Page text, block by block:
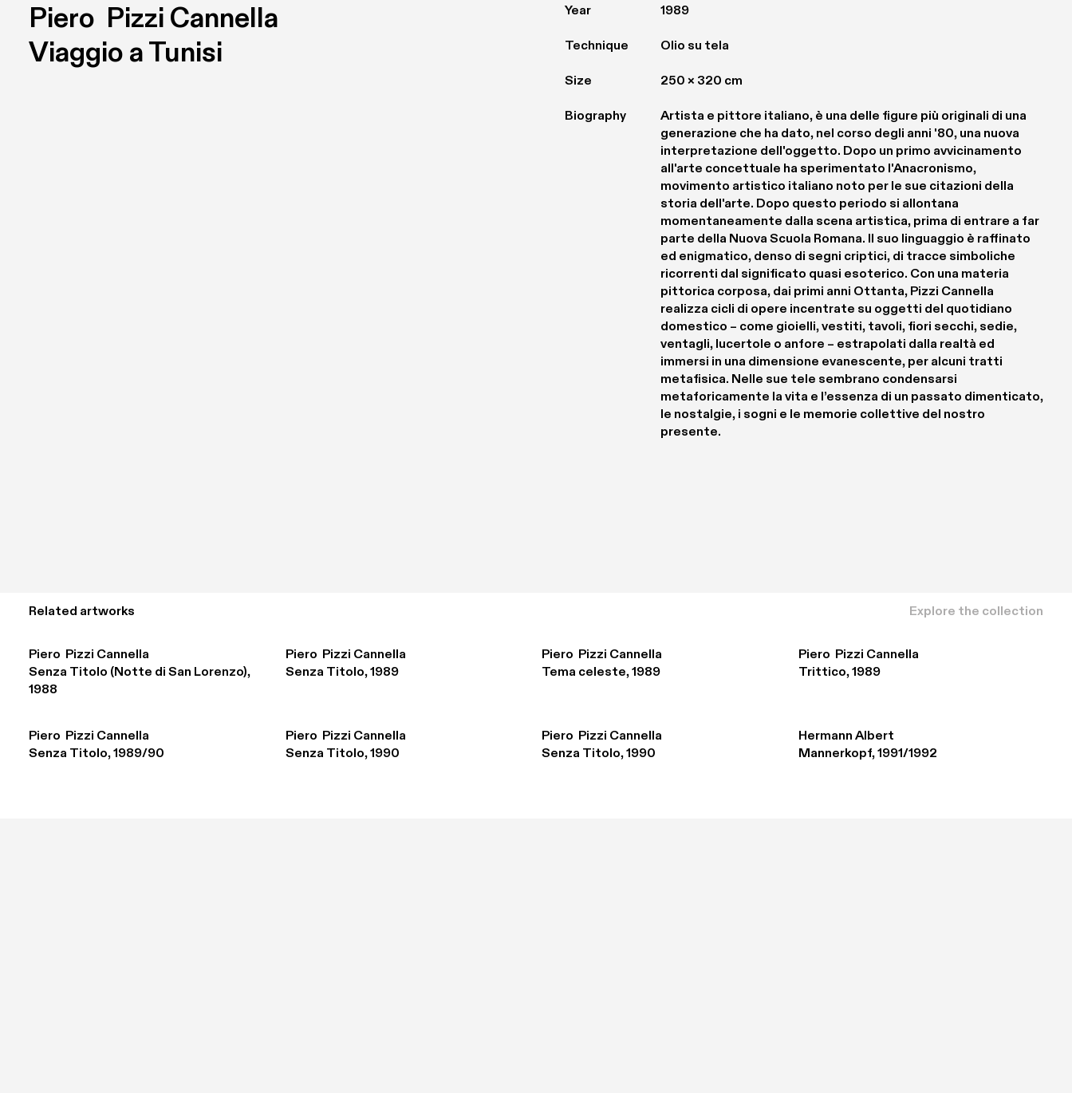
Piero  Pizzi Cannella
Viaggio a Tunisi
Year 1989
Technique Olio su tela
Size 250 × 320 cm
Biography
Artista e pittore italiano, è una delle figure più originali di una
generazione che ha dato, nel corso degli anni '80, una nuova
interpretazione dell'oggetto. Dopo un primo avvicinamento
all'arte concettuale ha sperimentato l'Anacronismo,
movimento artistico italiano noto per le sue citazioni della
storia dell'arte. Dopo questo periodo si allontana
momentaneamente dalla scena artistica, prima di entrare a far
parte della Nuova Scuola Romana. Il suo linguaggio è raffinato
ed enigmatico, denso di segni criptici, di tracce simboliche
ricorrenti dal significato quasi esoterico. Con una materia
pittorica corposa, dai primi anni Ottanta, Pizzi Cannella
realizza cicli di opere incentrate su oggetti del quotidiano
domestico – come gioielli, vestiti, tavoli, fiori secchi, sedie,
ventagli, lucertole o anfore – estrapolati dalla realtà ed
immersi in una dimensione evanescente, per alcuni tratti
metafisica. Nelle sue tele sembrano condensarsi
metaforicamente la vita e l’essenza di un passato dimenticato,
le nostalgie, i sogni e le memorie collettive del nostro
presente.
Related artworks Explore the collection
Piero  Pizzi Cannella
Senza Titolo (Notte di San Lorenzo),
1988
Piero  Pizzi Cannella
Senza Titolo, 1989
Piero  Pizzi Cannella
Tema celeste, 1989
Piero  Pizzi Cannella
Trittico, 1989
Piero  Pizzi Cannella
Senza Titolo, 1989/90
Piero  Pizzi Cannella
Senza Titolo, 1990
Piero  Pizzi Cannella
Senza Titolo, 1990
Hermann Albert
Mannerkopf, 1991/1992